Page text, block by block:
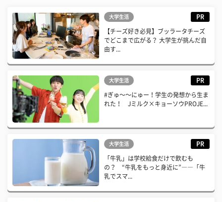
大学生活 PR
【チーズ好き必見】ブッラータチーズ
でどこまで広がる？ 大学生が挑んだ自
由す...
大学生活 PR
#ぎゅ〜〜にゅー！学生の発想から生ま
れた！ Jミルク×キョーソウPROJE...
大学生活 PR
「牛乳」は学校給食だけで飲むも
の？ “牛乳をもっと身近に”――「牛
乳でスマ...